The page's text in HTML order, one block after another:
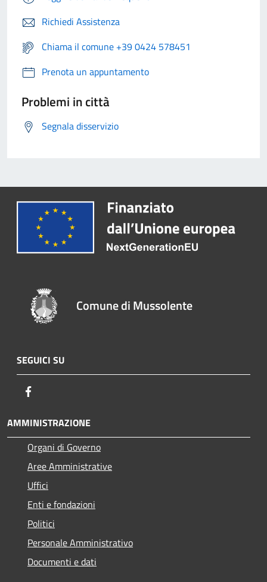
Richiedi Assistenza
Chiama il comune +39 0424 578451
Prenota un appuntamento
Problemi in città
Segnala disservizio
Comune di Mussolente
SEGUICI SU
AMMINISTRAZIONE
Organi di Governo
Aree Amministrative
Uffici
Enti e fondazioni
Politici
Personale Amministrativo
Documenti e dati